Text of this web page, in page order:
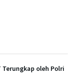
Terungkap oleh Polri